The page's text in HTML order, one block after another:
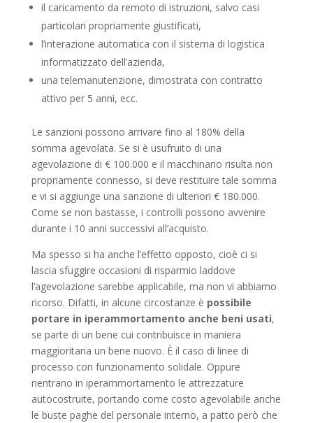
il caricamento da remoto di istruzioni, salvo casi
particolari propriamente giustificati,
l’interazione automatica con il sistema di logistica
informatizzato dell’azienda,
una telemanutenzione, dimostrata con contratto
attivo per 5 anni, ecc.
Le sanzioni possono arrivare fino al 180% della
somma agevolata. Se si è usufruito di una
agevolazione di € 100.000 e il macchinario risulta non
propriamente connesso, si deve restituire tale somma
e vi si aggiunge una sanzione di ulteriori € 180.000.
Come se non bastasse, i controlli possono avvenire
durante i 10 anni successivi all’acquisto.
Ma spesso si ha anche l’effetto opposto, cioè ci si
lascia sfuggire occasioni di risparmio laddove
l’agevolazione sarebbe applicabile, ma non vi abbiamo
ricorso. Difatti, in alcune circostanze è possibile
portare in iperammortamento anche beni usati,
se parte di un bene cui contribuisce in maniera
maggioritaria un bene nuovo. È il caso di linee di
processo con funzionamento solidale. Oppure
rientrano in iperammortamento le attrezzature
autocostruite, portando come costo agevolabile anche
le buste paghe del personale interno, a patto però che